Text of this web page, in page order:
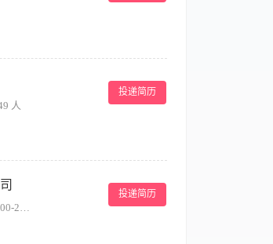
、女性，年龄25岁-38岁，五官端
诚心敬业、踏实肯干； 4、具有一定
者优先。
店员服务水平 【任职要求】： 1、三年
、亲和力强、抗压能力强 4、为人真
晚上6点，做六休一，享受国家法定
人
投递简历
美容院/会所/养生馆/SPA | 1000-2000人
投递简历